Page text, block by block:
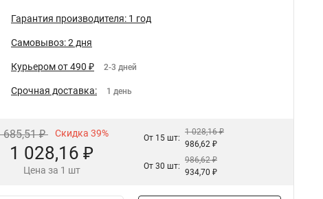
Гарантия производителя: 1 год
Самовывоз: 2 дня
Курьером от 490 ₽ 2-3 дней
Срочная доставка: 1 день
685,51 ₽ Скидка 39%
1 028,16 ₽
Цена за 1 шт
От 15 шт:
1 028,16 ₽
986,62 ₽
От 30 шт:
986,62 ₽
934,70 ₽